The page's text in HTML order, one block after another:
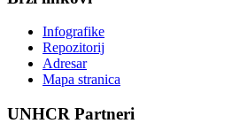
Infografike
Repozitorij
Adresar
Mapa stranica
UNHCR Partneri